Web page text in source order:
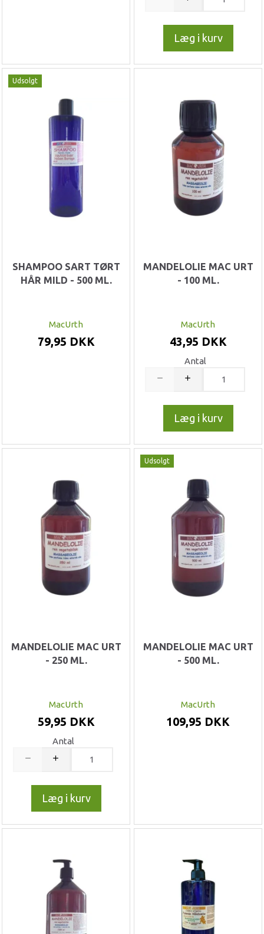
Læg i kurv
Udsolgt
SHAMPOO SART TØRT
HÅR MILD - 500 ML.
MacUrth
79,95 DKK
MANDELOLIE MAC URT
- 100 ML.
MacUrth
43,95 DKK
Antal
Læg i kurv
MANDELOLIE MAC URT
- 250 ML.
MacUrth
59,95 DKK
Antal
Læg i kurv
Udsolgt
MANDELOLIE MAC URT
- 500 ML.
MacUrth
109,95 DKK